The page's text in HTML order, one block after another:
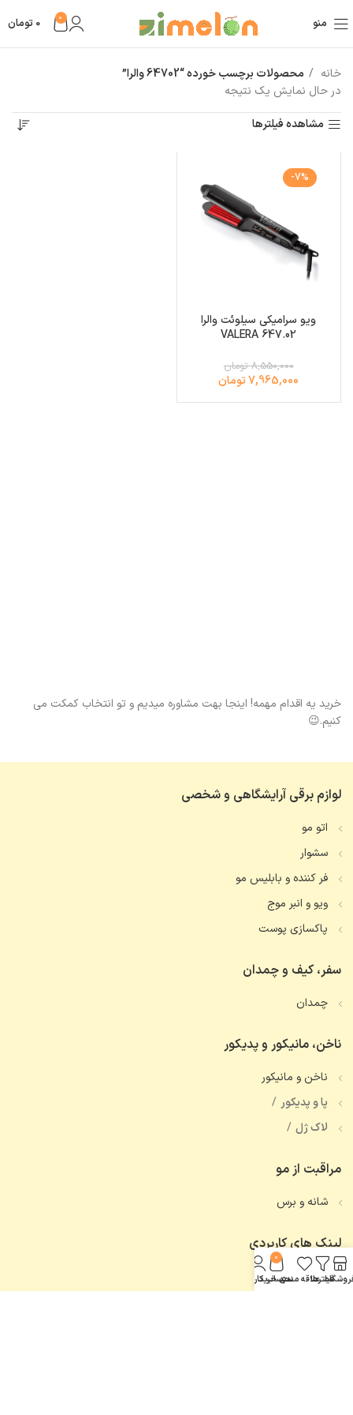
منو 0
0 تومان
خانه
محصولات برچسب خورده “64702 والرا”
در حال نمایش یک نتیجه
مشاهده فیلترها
-7%
ویو سرامیکی سیلوئت والرا
VALERA 647.02
8,550,000 تومان
7,965,000 تومان
خرید یه اقدام مهمه! اینجا بهت مشاوره میدیم و تو انتخاب کمکت می
کنیم.😉
لوازم برقی آرایشگاهی و شخصی
اتو مو
سشوار
فر کننده و بابلیس مو
ویو و انبر موج
پاکسازی پوست
سفر، کیف و چمدان
چمدان
ناخن، مانیکور و پدیکور
ناخن و مانیکور
پا و پدیکور
لاک ژل
مراقبت از مو
شانه و برس
لینک های کاربردی
تماس با ما
فیلترهاعلاقه مندی
0
سبد خرید
حساب کاربری من